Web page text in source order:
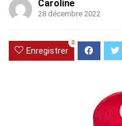
Caroline
28 décembre 2022
Enregistrer
0